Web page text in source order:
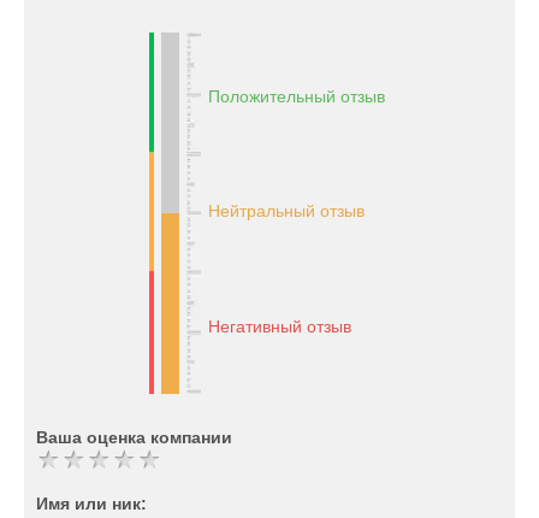
Положительный отзыв
Нейтральный отзыв
Негативный отзыв
Ваша оценка компании
Имя или ник: